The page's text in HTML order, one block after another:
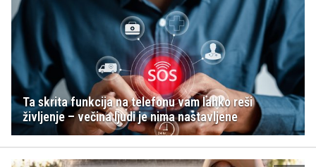
Ta skrita funkcija na telefonu vam lahko reši
življenje – večina ljudi je nima nastavljene